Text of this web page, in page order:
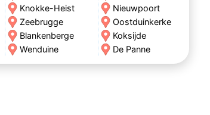
Knokke-Heist
Zeebrugge
Blankenberge
Wenduine
Nieuwpoort
Oostduinkerke
Koksijde
De Panne